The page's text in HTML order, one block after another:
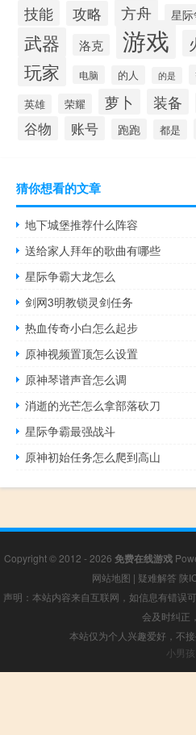
技能 攻略 方舟 星
武器 洛克 游戏
玩家 电脑 的人 的是
英雄 荣耀 萝卜 装备
谷物 账号 跑跑 都是
猜你想看的文章
地下城堡推荐什么阵容
送给家人拜年的歌曲有哪些
星际争霸大龙怎么
剑网3明教锁灵剑任务
热血传奇小白怎么起步
原神视频置顶怎么设置
原神琴谱声音怎么调
消逝的光芒怎么拿部落砍刀
星际争霸最强战斗
原神初始任务怎么爬到高山
Copyright © 2012 - 2026 免费在线游戏
网站地图 | 疑难解答 陕
声明：本站内容来自互联网，如信息有错误
会及时纠正
本站仅为个人兴趣爱好，不
小男孩